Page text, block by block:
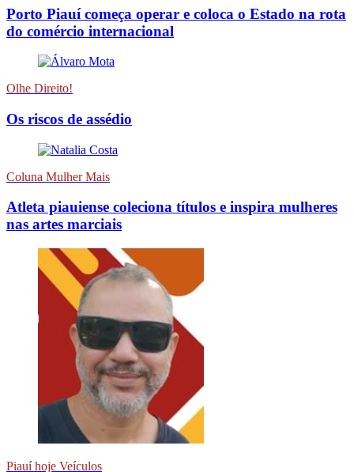
Porto Piauí começa operar e coloca o Estado na rota
do comércio internacional
Olhe Direito!
Os riscos de assédio
Coluna Mulher Mais
Atleta piauiense coleciona títulos e inspira mulheres
nas artes marciais
Piauí hoje Veículos